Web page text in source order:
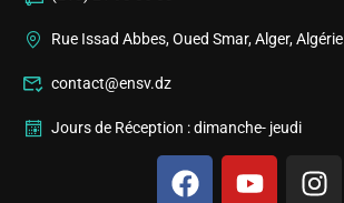
Rue Issad Abbes, Oued Smar, Alger, Algérie
contact@ensv.dz
Jours de Réception : dimanche- jeudi